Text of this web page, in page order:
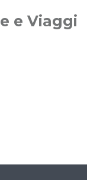
e Viaggi